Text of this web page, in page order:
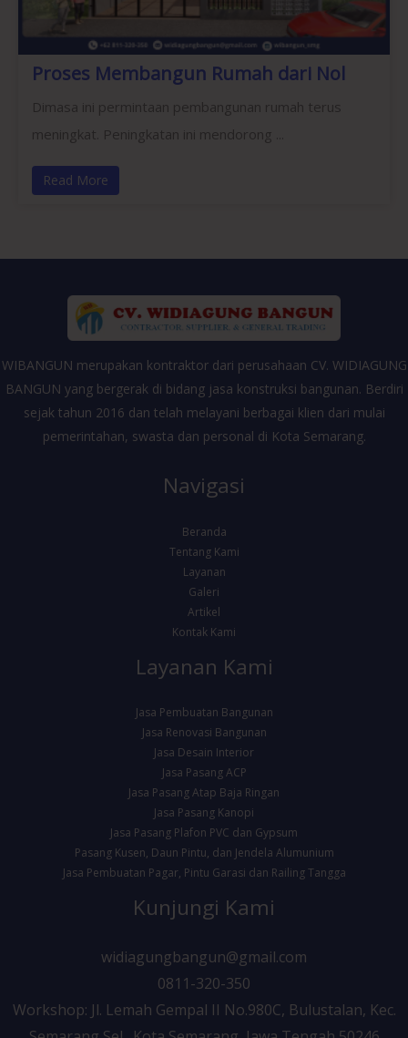
Proses Membangun Rumah dari Nol
Dimasa ini permintaan pembangunan rumah terus
meningkat. Peningkatan ini mendorong ...
Read More
WIBANGUN merupakan kontraktor dari perusahaan CV. WIDIAGUNG
BANGUN yang bergerak di bidang jasa konstruksi bangunan. Berdiri
sejak tahun 2016 dan telah melayani berbagai klien dari mulai
pemerintahan, swasta dan personal di Kota Semarang.
Navigasi
Beranda
Tentang Kami
Layanan
Galeri
Artikel
Kontak Kami
Layanan Kami
Jasa Pembuatan Bangunan
Jasa Renovasi Bangunan
Jasa Desain Interior
Jasa Pasang ACP
Jasa Pasang Atap Baja Ringan
Jasa Pasang Kanopi
Jasa Pasang Plafon PVC dan Gypsum
Pasang Kusen, Daun Pintu, dan Jendela Alumunium
Jasa Pembuatan Pagar, Pintu Garasi dan Railing Tangga
Kunjungi Kami
widiagungbangun@gmail.com
0811-320-350
Workshop: Jl. Lemah Gempal II No.980C, Bulustalan, Kec.